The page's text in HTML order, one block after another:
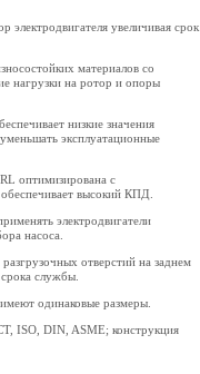
увеличивая срок
материалов со
нагрузки на ротор и опоры
низкие значения
эксплуатационные
оптимизирована с
высокий КПД.
электродвигатели
насоса.
отверстий на заднем
службы.
одинаковые размеры.
ISO, DIN, ASME; конструкция